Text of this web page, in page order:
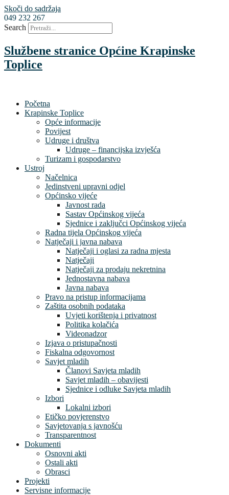
Skoči do sadržaja
049 232 267
Search
Službene stranice Općine Krapinske
Toplice
Početna
Krapinske Toplice
Opće informacije
Povijest
Udruge i društva
Udruge – financijska izvješća
Turizam i gospodarstvo
Ustroj
Načelnica
Jedinstveni upravni odjel
Općinsko vijeće
Javnost rada
Sastav Općinskog vijeća
Sjednice i zaključci Općinskog vijeća
Radna tijela Općinskog vijeća
Natječaji i javna nabava
Natječaji i oglasi za radna mjesta
Natječaji
Natječaji za prodaju nekretnina
Jednostavna nabava
Javna nabava
Pravo na pristup informacijama
Zaštita osobnih podataka
Uvjeti korištenja i privatnost
Politika kolačića
Videonadzor
Izjava o pristupačnosti
Fiskalna odgovornost
Savjet mladih
Članovi Savjeta mladih
Savjet mladih – obavijesti
Sjednice i odluke Savjeta mladih
Izbori
Lokalni izbori
Etičko povjerenstvo
Savjetovanja s javnošću
Transparentnost
Dokumenti
Osnovni akti
Ostali akti
Obrasci
Projekti
Servisne informacije